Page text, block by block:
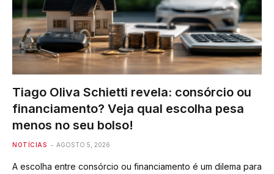
Tiago Oliva Schietti revela: consórcio ou
financiamento? Veja qual escolha pesa
menos no seu bolso!
NOTÍCIAS AGOSTO 5, 2026
A escolha entre consórcio ou financiamento é um dilema para